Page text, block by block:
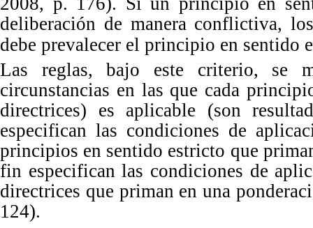
deliberación de manera conflictiva,
debe prevalecer el principio en sentido
Las reglas, bajo este criterio, se
circunstancias en las que cada
directrices) es aplicable (son resul
especifican las condiciones de
principios en sentido estricto que
fin especifican las condiciones de
directrices que priman en una
124).